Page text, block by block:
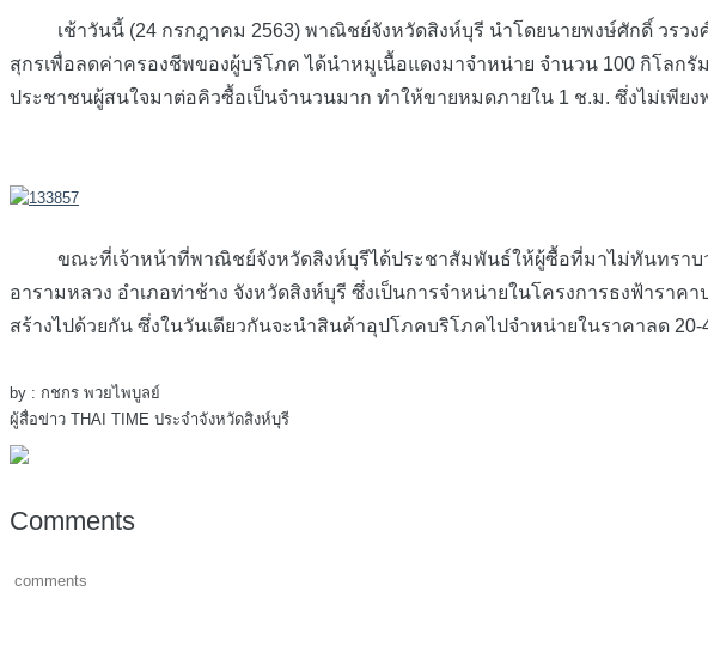
เช้าวันนี้ (24 กรกฎาคม 2563) พาณิชย์จังหวัดสิงห์บุรี นำโดยนายพงษ์ศักดิ์ วรวง
สุกรเพื่อลดค่าครองชีพของผู้บริโภค ได้นำหมูเนื้อแดงมาจำหน่าย จำนวน 100 กิโล
ประชาชนผู้สนใจมาต่อคิวซื้อเป็นจำนวนมาก ทำให้ขายหมดภายใน 1 ช.ม. ซึ่งไม่เพีย
ขณะที่เจ้าหน้าที่พาณิชย์จังหวัดสิงห์บุรีได้ประชาสัมพันธ์ให้ผู้ซื้อที่มาไม่ทันทราบว่า
อารามหลวง อำเภอท่าช้าง จังหวัดสิงห์บุรี ซึ่งเป็นการจำหน่ายในโครงการธงฟ้ารา
สร้างไปด้วยกัน ซึ่งในวันเดียวกันจะนำสินค้าอุปโภคบริโภคไปจำหน่ายในราคาลด 20-
by : กชกร พวยไพบูลย์
ผู้สื่อข่าว THAI TIME ประจำจังหวัดสิงห์บุรี
Comments
comments